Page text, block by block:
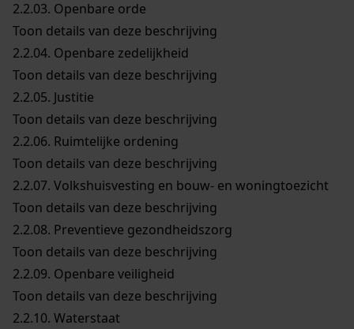
2.2.03. Openbare orde
Toon details van deze beschrijving
2.2.04. Openbare zedelijkheid
Toon details van deze beschrijving
2.2.05. Justitie
Toon details van deze beschrijving
2.2.06. Ruimtelijke ordening
Toon details van deze beschrijving
2.2.07. Volkshuisvesting en bouw- en woningtoezicht
Toon details van deze beschrijving
2.2.08. Preventieve gezondheidszorg
Toon details van deze beschrijving
2.2.09. Openbare veiligheid
Toon details van deze beschrijving
2.2.10. Waterstaat